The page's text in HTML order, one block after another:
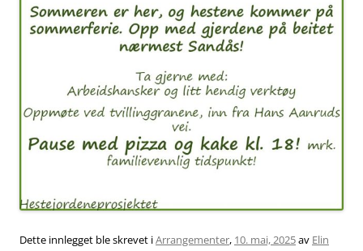
Dette innlegget ble skrevet iArrangementer, 10. mai, 2025av Elin